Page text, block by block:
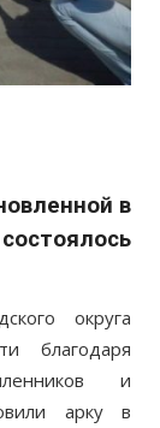
в
округа
благодаря
и
арку в